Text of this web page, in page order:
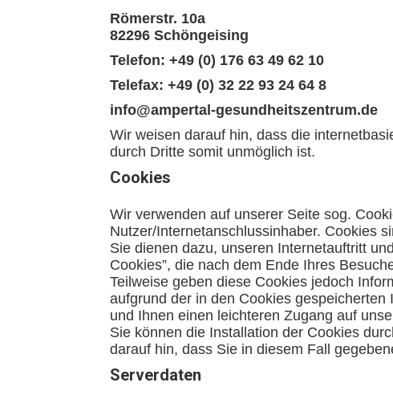
Römerstr. 10a
82296 Schöngeising
Telefon: +49 (0) 176 63 49 62 10
Telefax: +49 (0) 32 22 93 24 64 8
info@ampertal-gesundheitszentrum.de
Wir weisen darauf hin, dass die
durch Dritte somit unmöglich ist.
Cookies
Wir verwenden auf unserer Seite sog.
Nutzer/Internetanschlussinhaber. Cookies
Sie dienen dazu, unseren Internetauftritt
Cookies”, die nach dem Ende Ihres
Teilweise geben diese Cookies jedoch
aufgrund der in den Cookies
und Ihnen einen leichteren Zugang auf
Sie können die Installation der Cookies
darauf hin, dass Sie in diesem Fall
Serverdaten